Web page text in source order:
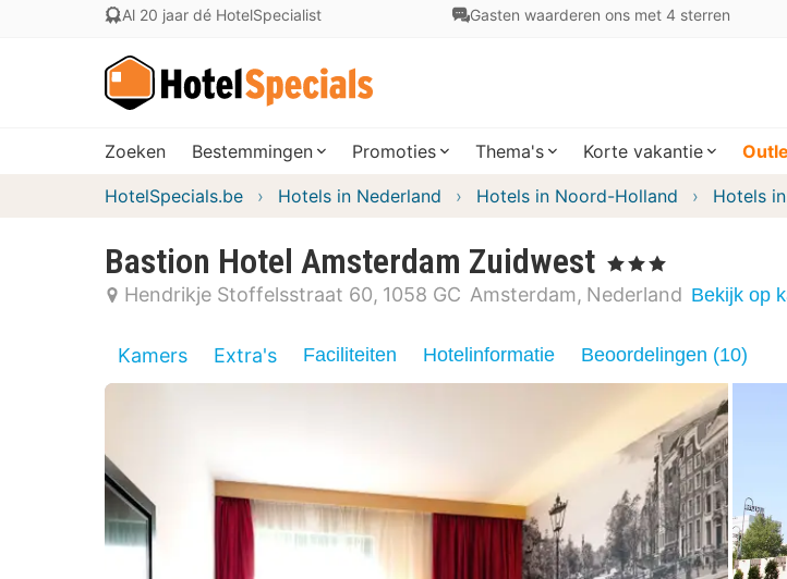
Al 20 jaar dé HotelSpecialist Gasten waarderen ons met 4 sterren
Zoeken Bestemmingen Promoties Thema's Korte vakantie
HotelSpecials.be Hotels in Nederland Hotels in Noord-Holland Hotels
Bastion Hotel Amsterdam Zuidwest , 3 Sterren
Hendrikje Stoffelsstraat 60 1058 GC Amsterdam Nederland Bekijk op
Kamers Extra's Faciliteiten Hotelinformatie Beoordelingen (10)